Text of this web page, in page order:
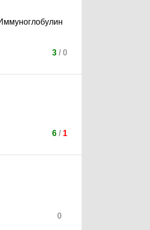
3/ 0
6/ 1
0